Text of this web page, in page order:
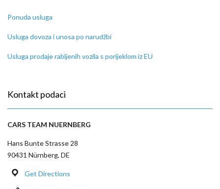
Ponuda usluga
Usluga dovoza i unosa po narudžbi
Usluga prodaje rabljenih vozila s porijeklom iz EU
Kontakt podaci
CARS TEAM NUERNBERG
Hans Bunte Strasse 28
90431 Nürnberg, DE
Get Directions